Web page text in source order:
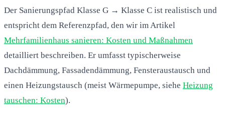
Der Sanierungspfad Klasse G → Klasse C ist realistisch und
entspricht dem Referenzpfad, den wir im Artikel
Mehrfamilienhaus sanieren: Kosten und Maßnahmen
detailliert beschreiben. Er umfasst typischerweise
Dachdämmung, Fassadendämmung, Fensteraustausch und
einen Heizungstausch (meist Wärmepumpe, siehe Heizung
tauschen: Kosten).